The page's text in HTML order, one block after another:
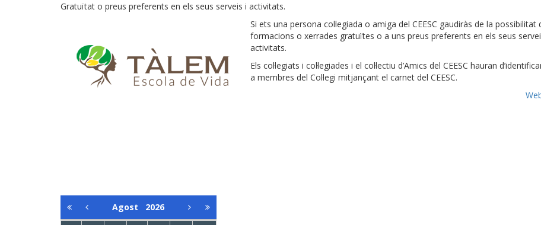
Gratuïtat o preus preferents en els seus serveis i activitats.
Si ets una persona col·legiada o amiga del CEESC gaudiràs de la possibilitat
formacions o xerrades gratuïtes o a uns preus preferents en els seus
activitats.
Els col·legiats i col·legiades i el col·lectiu d’Amics del CEESC hauran
a membres del Col·legi mitjançant el carnet del CEESC.
Agost 2026